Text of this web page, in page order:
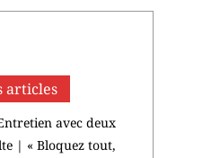
articles
avec deux
| « Bloquez tout,